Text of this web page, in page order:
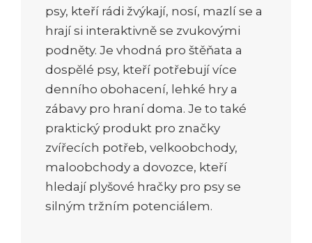
psy, kteří rádi žvýkají, nosí, mazlí se a
hrají si interaktivně se zvukovými
podněty. Je vhodná pro štěňata a
dospělé psy, kteří potřebují více
denního obohacení, lehké hry a
zábavy pro hraní doma. Je to také
praktický produkt pro značky
zvířecích potřeb, velkoobchody,
maloobchody a dovozce, kteří
hledají plyšové hračky pro psy se
silným tržním potenciálem.